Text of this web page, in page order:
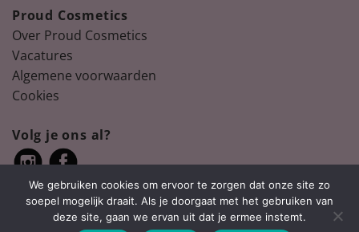
Proud Cosmetics
Over Proud Cosmetics
Vacatures
Algemene voorwaarden
Cookies
Volg je ons al?
We gebruiken cookies om ervoor te zorgen dat onze site zo
soepel mogelijk draait. Als je doorgaat met het gebruiken van
deze site, gaan we ervan uit dat je ermee instemt.